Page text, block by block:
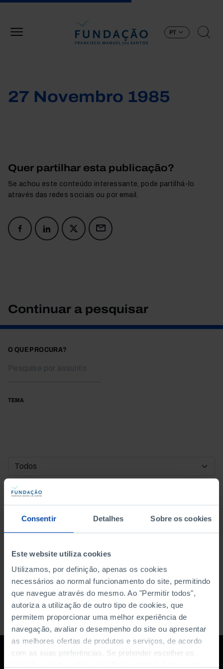
Consentir Detalhes Sobre os cookies
Este website utiliza cookies
Utilizamos, por definição, apenas os cookies
necessários ao normal funcionamento do site, permitindo
que navegue através do mesmo. Ao "Permitir todos",
autoriza a utilização de outro tipo de cookies, que
permitem proporcionar uma melhor experiência de
navegação, avaliar o desempenho do site ou apresentar
as melhores ofertas de produtos e serviços, de acordo
com as suas preferências. Se pretender escolher os
PT
27 Novembro 1985
Quer partilhar esta publicação?
Se achou este conteúdo interessante, pode partilhá-lo
através das redes sociais ou por email.
Continuar a pesquisar
O QUE PROCURA?
TEMA
DATA DE INÍCIO
DATA DE FIM